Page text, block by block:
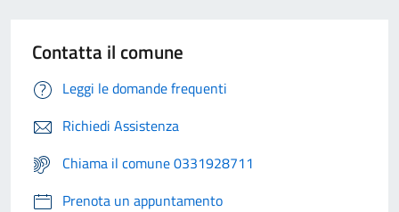
Contatta il comune
Leggi le domande frequenti
Richiedi Assistenza
Chiama il comune 0331928711
Prenota un appuntamento